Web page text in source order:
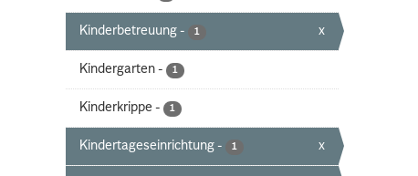
Kinderbetreuung - 1 x
Kindergarten - 1
Kinderkrippe - 1
Kindertageseinrichtung - 1 x